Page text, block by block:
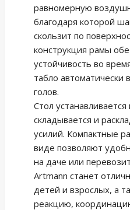
равномерную
благодаря которой
скользит по
конструкция рамы
устойчивость во
табло автоматически
голов.
Стол
складывается и
усилий. Компактные
виде позволяют
на даче или
Artmann станет
детей и взрослых, а
реакцию,